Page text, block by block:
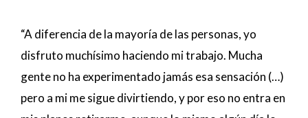
“A diferencia de la mayoría de las personas, yo
disfruto muchísimo haciendo mi trabajo. Mucha
gente no ha experimentado jamás esa sensación (…)
pero a mi me sigue divirtiendo, y por eso no entra en